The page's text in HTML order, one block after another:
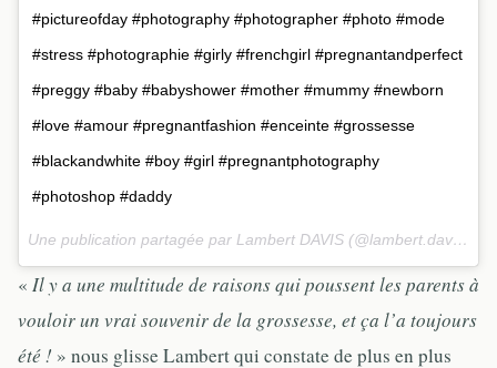
#pictureofday #photography #photographer #photo #mode
#stress #photographie #girly #frenchgirl #pregnantandperfect
#preggy #baby #babyshower #mother #mummy #newborn
#love #amour #pregnantfashion #enceinte #grossesse
#blackandwhite #boy #girl #pregnantphotography
#photoshop #daddy
Une publication partagée par Lambert DAVIS (@lambert.davis) le
« Il y a une multitude de raisons qui poussent les parents à
vouloir un vrai souvenir de la grossesse, et ça l’a toujours
été ! » nous glisse Lambert qui constate de plus en plus